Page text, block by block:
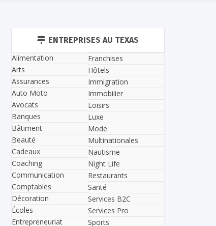
ENTREPRISES AU TEXAS
Alimentation
Arts
Assurances
Auto Moto
Avocats
Banques
Bâtiment
Beauté
Cadeaux
Coaching
Communication
Comptables
Décoration
Écoles
Entrepreneuriat
Franchises
Hôtels
Immigration
Immobilier
Loisirs
Luxe
Mode
Multinationales
Nautisme
Night Life
Restaurants
Santé
Services B2C
Services Pro
Sports